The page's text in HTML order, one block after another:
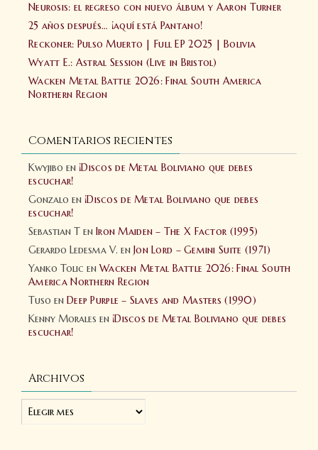
Neurosis: el regreso con nuevo álbum y Aaron Turner
25 años después… ¡aquí está Pantano!
Reckoner: Pulso Muerto | Full EP 2025 | Bolivia
Wyatt E.: Astral Session (Live in Bristol)
Wacken Metal Battle 2026: Final South America
Northern Region
Comentarios recientes
Kwyjibo en ¡Discos de Metal Boliviano que debes
escuchar!
Gonzalo en ¡Discos de Metal Boliviano que debes
escuchar!
Sebastian T en Iron Maiden – The X Factor (1995)
Gerardo Ledesma V. en Jon Lord – Gemini Suite (1971)
Yanko Tolic en Wacken Metal Battle 2026: Final South
America Northern Region
Tuso en Deep Purple – Slaves and Masters (1990)
Kenny Morales en ¡Discos de Metal Boliviano que debes
escuchar!
Archivos